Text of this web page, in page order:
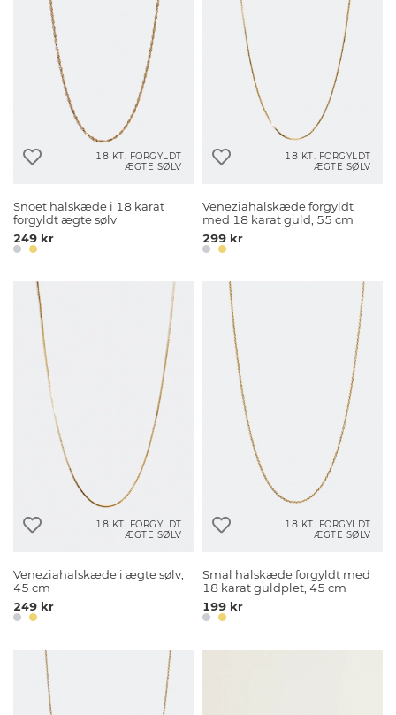
18 KT. FORGYLDT
ÆGTE SØLV
Snoet halskæde i 18 karat
forgyldt ægte sølv
249 kr
18 KT. FORGYLDT
ÆGTE SØLV
Veneziahalskæde forgyldt
med 18 karat guld, 55 cm
299 kr
18 KT. FORGYLDT
ÆGTE SØLV
Veneziahalskæde i ægte sølv,
45 cm
249 kr
18 KT. FORGYLDT
ÆGTE SØLV
Smal halskæde forgyldt med
18 karat guldplet, 45 cm
199 kr